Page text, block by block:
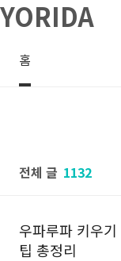
본문 바로가기
YORIDA
홈
전체 글 1132
우파루파 키우
팁 총정리